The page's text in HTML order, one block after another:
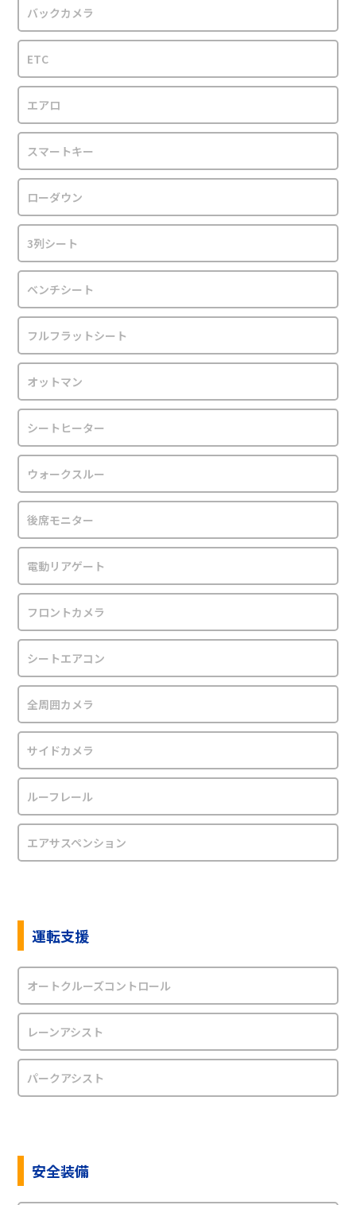
バックカメラ
ETC
エアロ
スマートキー
ローダウン
3列シート
ベンチシート
フルフラットシート
オットマン
シートヒーター
ウォークスルー
後席モニター
電動リアゲート
フロントカメラ
シートエアコン
全周囲カメラ
サイドカメラ
ルーフレール
エアサスペンション
運転支援
オートクルーズコントロール
レーンアシスト
パークアシスト
安全装備